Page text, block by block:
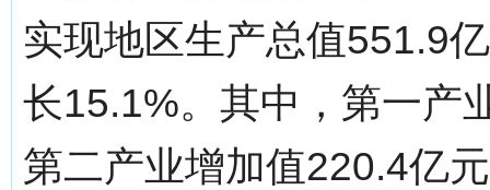
实现地区生产总值551.9
长15.1%。其中，第一产
第二产业增加值220.4亿